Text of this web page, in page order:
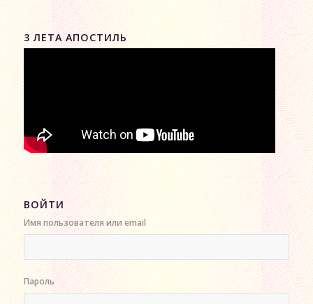
3 ЛЕТА АПОСТИЛЬ
ВОЙТИ
Имя пользователя или email
Пароль